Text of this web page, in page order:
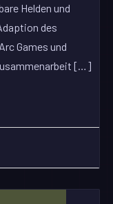
Helden und
des
Games und
[…]